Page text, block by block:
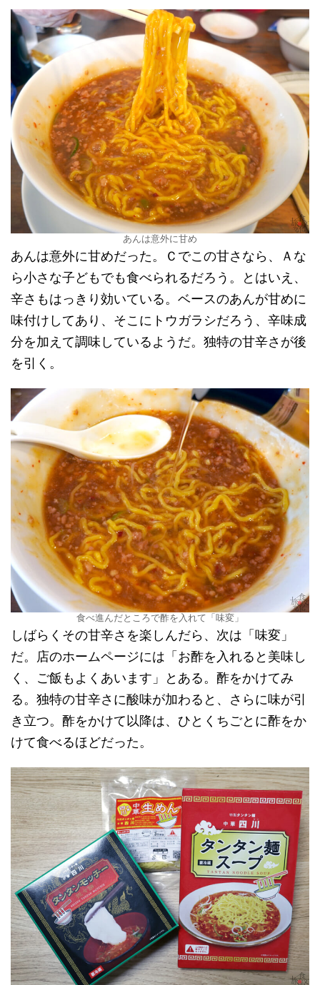
あんは意外に甘め
あんは意外に甘めだった。Ｃでこの甘さなら、Ａな
ら小さな子どもでも食べられるだろう。とはいえ、
辛さもはっきり効いている。ベースのあんが甘めに
味付けしてあり、そこにトウガラシだろう、辛味成
分を加えて調味しているようだ。独特の甘辛さが後
を引く。
食べ進んだところで酢を入れて「味変」
しばらくその甘辛さを楽しんだら、次は「味変」
だ。店のホームページには「お酢を入れると美味し
く、ご飯もよくあいます」とある。酢をかけてみ
る。独特の甘辛さに酸味が加わると、さらに味が引
き立つ。酢をかけて以降は、ひとくちごとに酢をか
けて食べるほどだった。